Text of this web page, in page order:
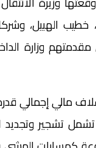
الهبيل،
مقدمتهم وزارة